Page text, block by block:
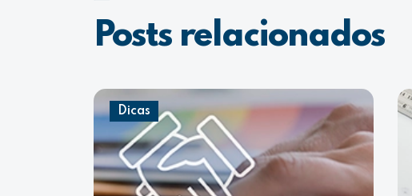
Posts relacionados
Dicas